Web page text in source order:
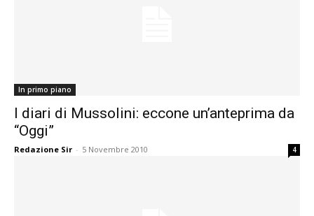
In primo piano
I diari di Mussolini: eccone un’anteprima da
“Oggi”
Redazione Sir - 5 Novembre 2010 4